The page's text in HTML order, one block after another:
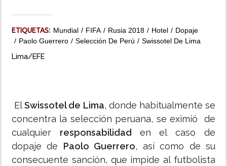
ETIQUETAS: Mundial FIFA Rusia 2018 Hotel
Dopaje
Paolo Guerrero
Selección De Perú Swissotel De Lima
Lima/EFE
ElSwissotel de Lima, donde habitualmente se
concentra la selección peruana, se eximió de
cualquier responsabilidad en el caso de
dopaje de Paolo Guerrero, así como de su
consecuente sanción, que impide al futbolista